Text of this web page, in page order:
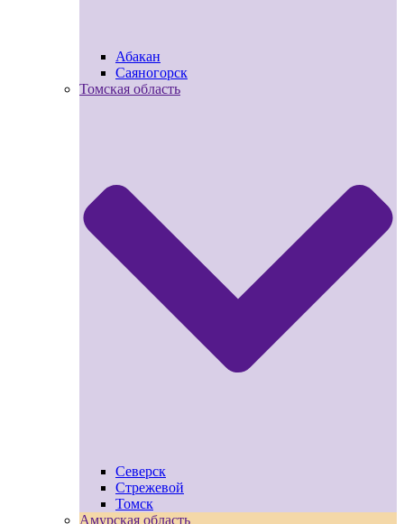
Абакан
Саяногорск
Томская область
Северск
Стрежевой
Томск
Амурская область